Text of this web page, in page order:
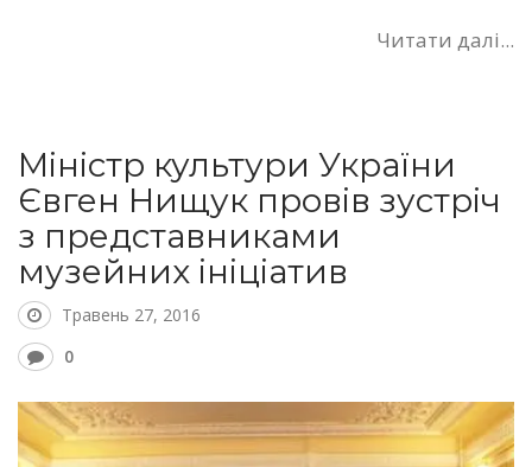
Читати далі...
Міністр культури України
Євген Нищук провів зустріч
з представниками
музейних ініціатив
Травень 27, 2016
0